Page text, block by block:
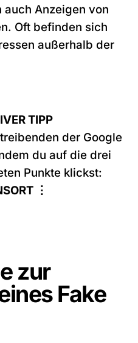
auch Anzeigen von
Oft befinden sich
außerhalb der
TIPP
der Google
du auf die drei
Punkte klickst:
⋮
zur
Fake